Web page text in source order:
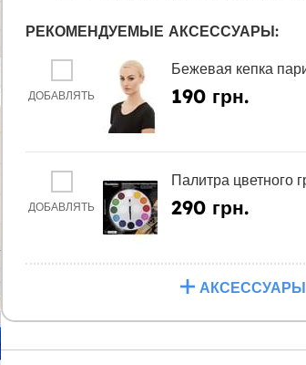
РЕКОМЕНДУЕМЫЕ АКСЕССУАРЫ:
ДОБАВЛЯТЬ
Бежевая кепка
190 грн.
ДОБАВЛЯТЬ
Палитра цветного
290 грн.
АКСЕССУАРЫ